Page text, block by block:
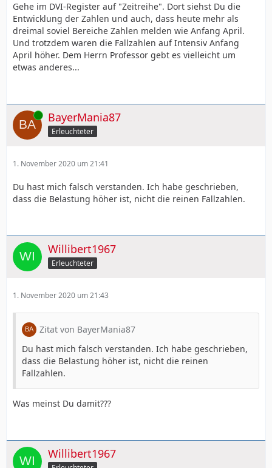
Gehe im DVI-Register auf "Zeitreihe". Dort siehst Du die
Entwicklung der Zahlen und auch, dass heute mehr als
dreimal soviel Bereiche Zahlen melden wie Anfang April.
Und trotzdem waren die Fallzahlen auf Intensiv Anfang
April höher. Dem Herrn Professor gebt es vielleicht um
etwas anderes...
Online BayerMania87
Erleuchteter
1. November 2020 um 21:41
Du hast mich falsch verstanden. Ich habe geschrieben,
dass die Belastung höher ist, nicht die reinen Fallzahlen.
Willibert1967
Erleuchteter
1. November 2020 um 21:43
Zitat von BayerMania87
Du hast mich falsch verstanden. Ich habe geschrieben,
dass die Belastung höher ist, nicht die reinen
Fallzahlen.
Was meinst Du damit???
Willibert1967